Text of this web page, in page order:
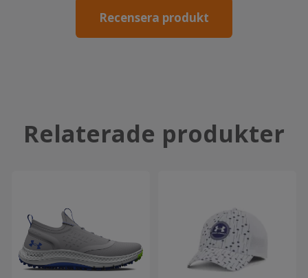
Recensera produkt
Relaterade produkter